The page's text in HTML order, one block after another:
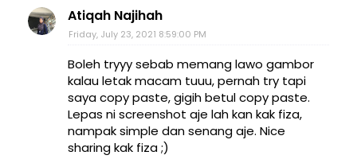
Atiqah Najihah
Friday, July 23, 2021 8:59:00 PM
Boleh tryyy sebab memang lawo gambor
kalau letak macam tuuu, pernah try tapi
saya copy paste, gigih betul copy paste.
Lepas ni screenshot aje lah kan kak fiza,
nampak simple dan senang aje. Nice
sharing kak fiza ;)